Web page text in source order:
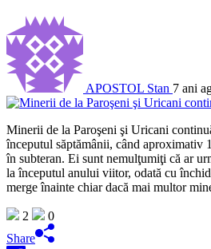
APOSTOL Stan 7 ani
Minerii de la Paroşeni şi Uricani
începutul săptămânii, când aproximativ
în subteran. Ei sunt nemulţumiţi că ar
la începutul anului viitor, odată cu
merge înainte chiar dacă mai multor
2
0
Share